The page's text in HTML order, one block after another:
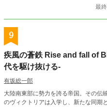
最
9
疾風の蒼鉄 Rise and fall of
代を駆け抜ける-
有坂総一郎
大陸南東部に勢力を誇る帝国。その伝
のヴィクトリアは入学し、新たな同期